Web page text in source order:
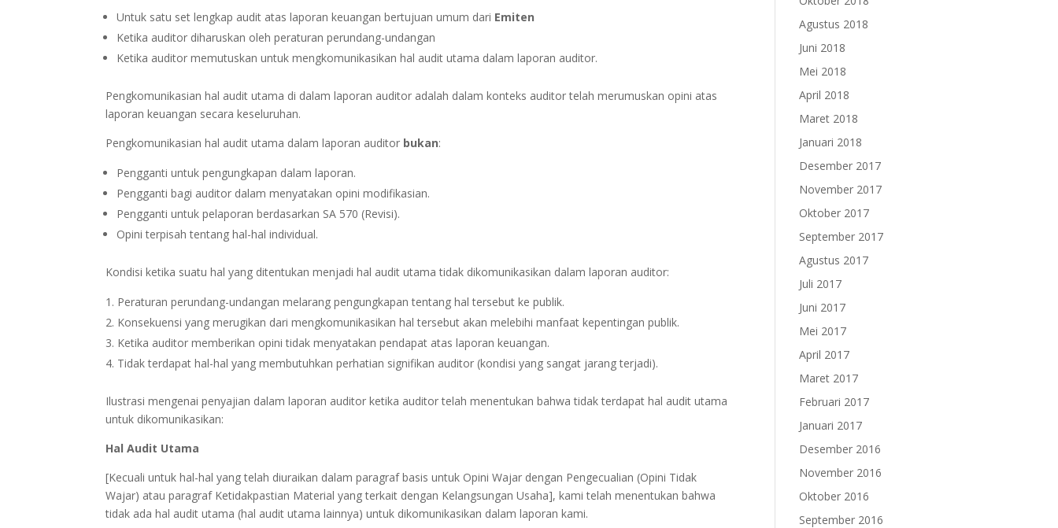
Untuk satu set lengkap audit atas laporan keuangan bertujuan umum dari Emiten
Ketika auditor diharuskan oleh peraturan perundang-undangan
Ketika auditor memutuskan untuk mengkomunikasikan hal audit utama dalam laporan auditor.
Pengkomunikasian hal audit utama di dalam laporan auditor adalah dalam konteks auditor telah merumuskan opini atas
laporan keuangan secara keseluruhan.
Pengkomunikasian hal audit utama dalam laporan auditor bukan:
Pengganti untuk pengungkapan dalam laporan.
Pengganti bagi auditor dalam menyatakan opini modifikasian.
Pengganti untuk pelaporan berdasarkan SA 570 (Revisi).
Opini terpisah tentang hal-hal individual.
Kondisi ketika suatu hal yang ditentukan menjadi hal audit utama tidak dikomunikasikan dalam laporan auditor:
Peraturan perundang-undangan melarang pengungkapan tentang hal tersebut ke publik.
Konsekuensi yang merugikan dari mengkomunikasikan hal tersebut akan melebihi manfaat kepentingan publik.
Ketika auditor memberikan opini tidak menyatakan pendapat atas laporan keuangan.
Tidak terdapat hal-hal yang membutuhkan perhatian signifikan auditor (kondisi yang sangat jarang terjadi).
Ilustrasi mengenai penyajian dalam laporan auditor ketika auditor telah menentukan bahwa tidak terdapat hal audit utama
untuk dikomunikasikan:
Hal Audit Utama
[Kecuali untuk hal-hal yang telah diuraikan dalam paragraf basis untuk Opini Wajar dengan Pengecualian (Opini Tidak
Wajar) atau paragraf Ketidakpastian Material yang terkait dengan Kelangsungan Usaha], kami telah menentukan bahwa
tidak ada hal audit utama (hal audit utama lainnya) untuk dikomunikasikan dalam laporan kami.
Agustus 2018
Juni 2018
Mei 2018
April 2018
Maret 2018
Januari 2018
Desember 2017
November 2017
Oktober 2017
September 2017
Agustus 2017
Juli 2017
Juni 2017
Mei 2017
April 2017
Maret 2017
Februari 2017
Januari 2017
Desember 2016
November 2016
Oktober 2016
September 2016